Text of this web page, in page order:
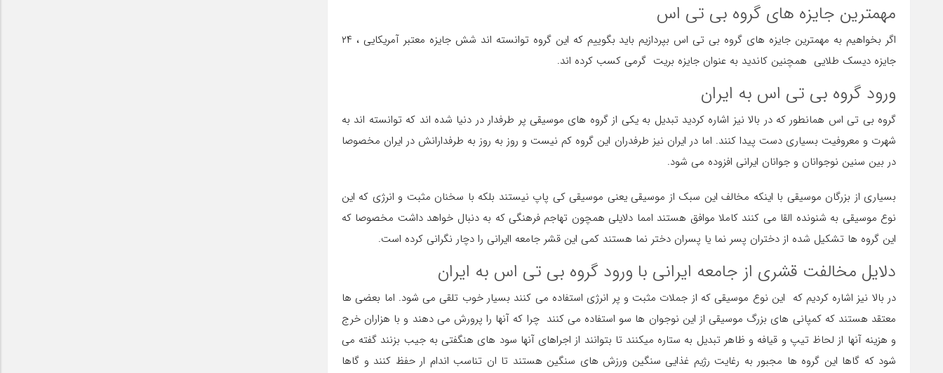
مهمترین جایزه های گروه بی تی اس
اگر بخواهیم به مهمترین جایزه های گروه بی تی اس بپردازیم باید بگوییم که این گروه توانسته اند شش جایزه معتبر آمریکایی ، ۲۴
جایزه دیسک طلایی همچنین کاندید به عنوان جایزه بریت گرمی کسب کرده اند.
ورود گروه بی تی اس به ایران
گروه بی تی اس همانطور که در بالا نیز اشاره کردید تبدیل به یکی از گروه های موسیقی پر طرفدار در دنیا شده اند که توانسته اند به
شهرت و معروفیت بسیاری دست پیدا کنند. اما در ایران نیز طرفدران این گروه کم نیست و روز به روز به طرفدارانش در ایران مخصوصا
در بین سنین نوجوانان و جوانان ایرانی افزوده می شود.
بسیاری از بزرگان موسیقی با اینکه مخالف این سبک از موسیقی یعنی موسیقی کی پاپ نیستند بلکه با سخنان مثبت و انرژی که این
نوع موسیقی به شنونده القا می کنند کاملا موافق هستند امما دلایلی همچون تهاجم فرهنگی که به دنبال خواهد داشت مخصوصا که
این گروه ها تشکیل شده از دختران پسر نما یا پسران دختر نما هستند کمی این قشر جامعه اایرانی را دچار نگرانی کرده است.
دلایل مخالفت قشری از جامعه ایرانی با ورود گروه بی تی اس به ایران
در بالا نیز اشاره کردیم که این نوع موسیقی که از جملات مثبت و پر انرژی استفاده می کنند بسیار خوب تلقی می شود. اما بعضی ها
معتقد هستند که کمپانی های بزرگ موسیقی از این نوجوان ها سو استفاده می کنند چرا که آنها را پرورش می دهند و با هزاران خرج
و هزینه آنها از لحاظ تیپ و قیافه و ظاهر تبدیل به ستاره میکنند تا بتوانند از اجراهای آنها سود های هنگفتی به جیب بزنند گفته می
شود که گاها این گروه ها مجبور به رغایت رژیم غذایی سنگین ورزش های سنگین هستند تا ان تناسب اندام ار حفظ کنند و گاها